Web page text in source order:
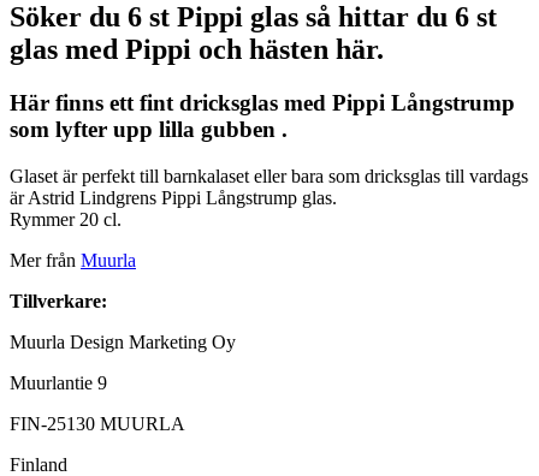
Söker du 6 st Pippi glas så hittar du 6 st
glas med Pippi och hästen här.
Här finns ett fint dricksglas med Pippi Långstrump
som lyfter upp lilla gubben .
Glaset är perfekt till barnkalaset eller bara som dricksglas till vardags
är Astrid Lindgrens Pippi Långstrump glas.
Rymmer 20 cl.
Mer från Muurla
Tillverkare:
Muurla Design Marketing Oy
Muurlantie 9
FIN-25130 MUURLA
Finland